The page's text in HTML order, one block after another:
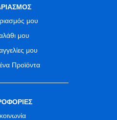
μου
μου
μου
Προϊόντα